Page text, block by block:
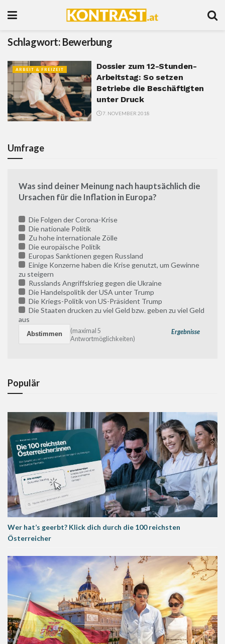
Schlagwort: Bewerbung
ARBEIT & FREIZEIT
Dossier zum 12-Stunden-
Arbeitstag: So setzen
Betriebe die Beschäftigten
unter Druck
7. NOVEMBER 2018
Umfrage
Was sind deiner Meinung nach hauptsächlich die
Ursachen für die Inflation in Europa?
Die Folgen der Corona-Krise
Die nationale Politik
Zu hohe internationale Zölle
Die europäische Politik
Europas Sanktionen gegen Russland
Einige Konzerne haben die Krise genutzt, um Gewinne
zu steigern
Russlands Angriffskrieg gegen die Ukraine
Die Handelspolitik der USA unter Trump
Die Kriegs-Politik von US-Präsident Trump
Die Staaten drucken zu viel Geld bzw. geben zu viel Geld
aus
Ergebnisse
(maximal 5
Antwortmöglichkeiten)
Populär
Wer hat’s geerbt? Klick dich durch die 100 reichsten
Österreicher